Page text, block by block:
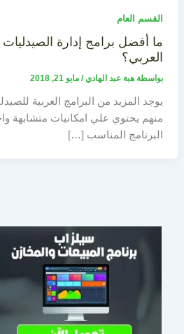
القسم العام
ما أفضل برامج إدارة
العربي؟
بواسطة هبة عبد الهادي/ مايو 21, 2018
يوجد المزيد من البرامج العربية
منهم يحتوي علي امكانيات متشابهة
البرنامج المناسب […]